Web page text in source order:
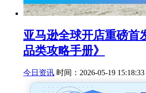
亚马逊全球开店重磅首
品类攻略手册》
今日资讯 时间：2026-05-19 15:18:33